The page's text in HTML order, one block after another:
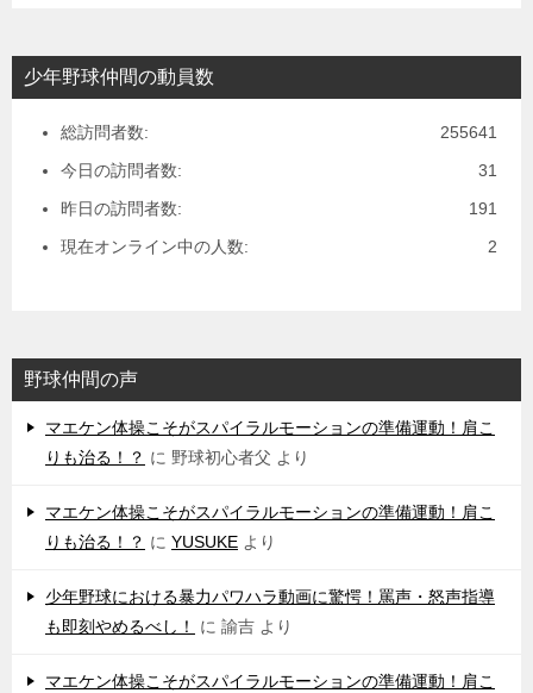
少年野球仲間の動員数
255641
総訪問者数:
31
今日の訪問者数:
191
昨日の訪問者数:
2
現在オンライン中の人数:
野球仲間の声
マエケン体操こそがスパイラルモーションの準備運動！肩こ
りも治る！？ に 野球初心者父 より
マエケン体操こそがスパイラルモーションの準備運動！肩こ
りも治る！？ に YUSUKE より
少年野球における暴力パワハラ動画に驚愕！罵声・怒声指導
も即刻やめるべし！
に 諭吉 より
マエケン体操こそがスパイラルモーションの準備運動！肩こ